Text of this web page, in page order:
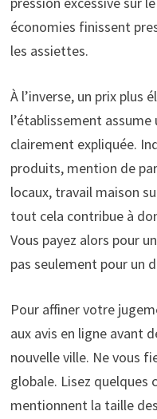
économies finissent
les assiettes.
À l’inverse, un prix plus
l’établissement
clairement expliquée.
produits, mention de
locaux, travail maison
tout cela contribue à
Vous payez alors pour
pas seulement pour un
Pour affiner votre
aux avis en ligne avant
nouvelle ville. Ne vous
globale. Lisez
mentionnent la taille